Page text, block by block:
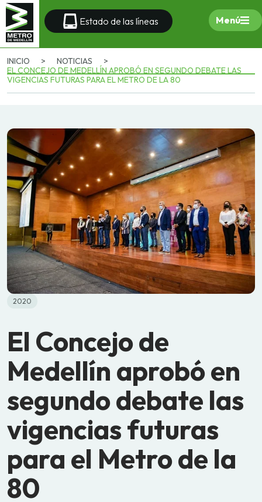
Estado de las líneas Menú
INICIO > NOTICIAS
>
EL CONCEJO DE MEDELLÍN APROBÓ EN SEGUNDO DEBATE LAS
VIGENCIAS FUTURAS PARA EL METRO DE LA 80
2020
El Concejo de
Medellín aprobó en
segundo debate las
vigencias futuras
para el Metro de la
80